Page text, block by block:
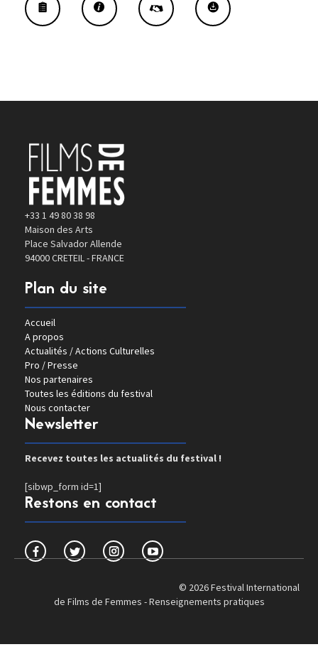
+33 1 49 80 38 98
Maison des Arts
Place Salvador Allende
94000 CRETEIL - FRANCE
Plan du site
Accueil
A propos
Actualités / Actions Culturelles
Pro / Presse
Nos partenaires
Toutes les éditions du festival
Nous contacter
Newsletter
Recevez toutes les actualités du festival !
[sibwp_form id=1]
Restons en contact
© 2026 Festival International
de Films de Femmes -Renseignements pratiques